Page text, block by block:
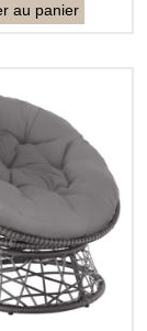
au panier